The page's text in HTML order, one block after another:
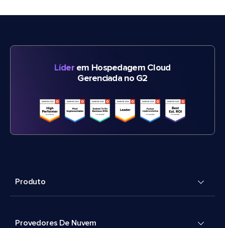
Líderem Hospedagem Cloud
Gerenciada no G2
Produto
Provedores De Nuvem